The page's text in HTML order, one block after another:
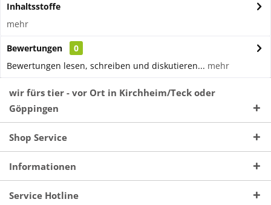
Inhaltsstoffe
mehr
Bewertungen
0
Bewertungen lesen, schreiben und diskutieren... mehr
wir fürs tier - vor Ort in Kirchheim/Teck oder
Göppingen
Shop Service
Informationen
Service Hotline